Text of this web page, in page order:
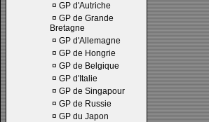
¤ GP d'Autriche
¤ GP de Grande
Bretagne
¤ GP d'Allemagne
¤ GP de Hongrie
¤ GP de Belgique
¤ GP d'Italie
¤ GP de Singapour
¤ GP de Russie
¤ GP du Japon